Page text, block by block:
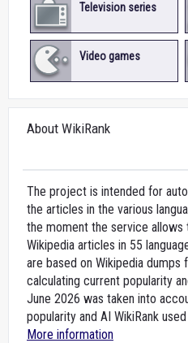
Television series
Video games
About WikiRank
The project is intended for
the articles in the various
the moment the service
Wikipedia articles in 55
are based on Wikipedia dumps
calculating current popularity
June 2026 was taken into
popularity and AI WikiRank
More information